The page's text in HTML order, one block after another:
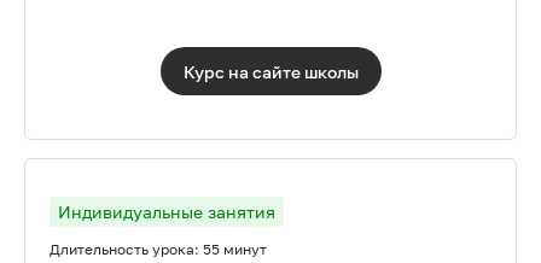
Курс на сайте школы
Индивидуальные занятия
Длительность урока: 55 минут